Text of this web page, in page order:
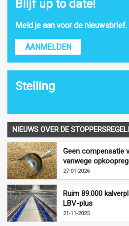
Blijf up to date!
Meld je aan voor de nieuwsbrief.
AANMELDEN
Stelling
NIEUWS OVER DE
Geen compensatie
vanwege
27-01-2026
Ruim 89.000
LBV-plus
21-11-2025